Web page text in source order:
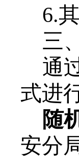
6.
三
通
式进
随
安分